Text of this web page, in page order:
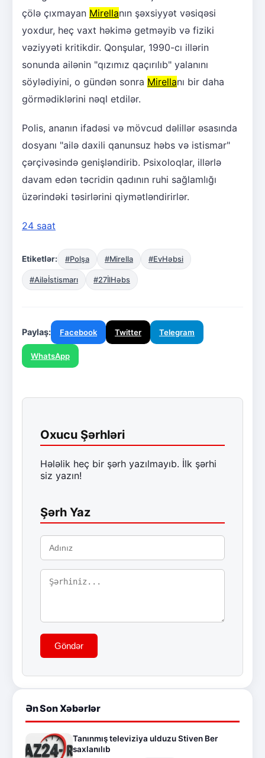
çölə çıxmayan Mirellanın şəxsiyyət vəsiqəsi
yoxdur, heç vaxt həkimə getməyib və fiziki
vəziyyəti kritikdir. Qonşular, 1990-cı illərin
sonunda ailənin "qızımız qaçırılıb" yalanını
söylədiyini, o gündən sonra Mirellanı bir daha
görmədiklərini nəql etdilər.
Polis, ananın ifadəsi və mövcud dəlillər əsasında
dosyanı "ailə daxili qanunsuz həbs və istismar"
çərçivəsində genişləndirib. Psixoloqlar, illərlə
davam edən təcridin qadının ruhi sağlamlığı
üzərindəki təsirlərini qiymətləndirirlər.
24 saat
Etiketlər: #Polşa #Mirella #EvHəbsi
#Ailəİstismarı #27İlHəbs
Paylaş: Facebook Twitter Telegram
WhatsApp
Oxucu Şərhləri
Hələlik heç bir şərh yazılmayıb. İlk şərhi
siz yazın!
Şərh Yaz
Göndər
Ən Son Xəbərlər
Tanınmış televiziya ulduzu Stiven Ber
saxlanılıb